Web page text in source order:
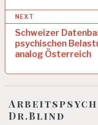
B
EI
T
S
F
G
EI
T
t
r
g
s
n
a
NEXT
Schweizer
psychischen
analog Österreich
Dr.Blind